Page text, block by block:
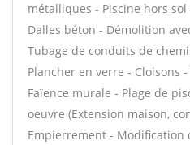
métalliques - Piscine hors
Dalles béton - Démolition
Tubage de conduits de
Plancher en verre - Cloisons
Faïence murale - Plage de
oeuvre (Extension maison,
Empierrement - Modification